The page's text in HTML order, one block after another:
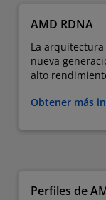
AMD RDNA
La arquitectura
nueva
alto
Obtener más
Perfiles de